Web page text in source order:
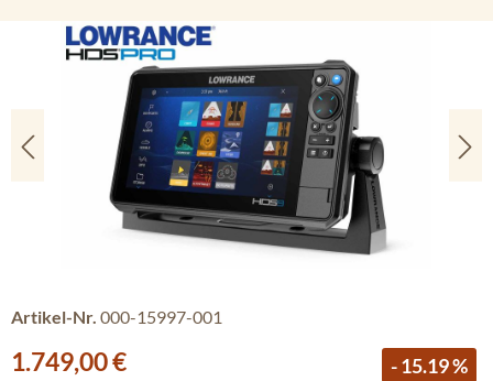
Bildergalerie überspringen
Artikel-Nr. 000-15997-001
Verkaufspreis:
1.749,00 € - 15.19 %